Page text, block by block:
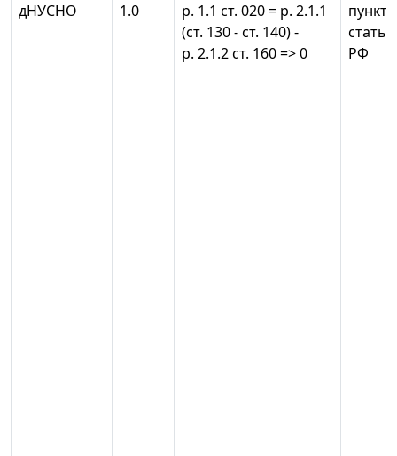
дНУСНО
1.0
р. 1.1 ст. 020 = р. 2.1.1
(ст. 130 - ст. 140) -
р. 2.1.2 ст. 160 => 0
РФ